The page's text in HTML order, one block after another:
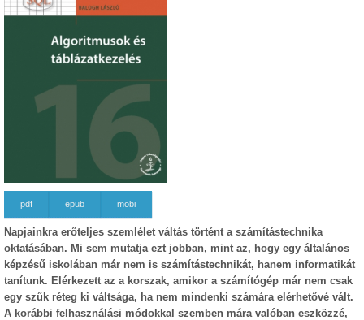
pdf epub mobi
Napjainkra erőteljes szemlélet váltás történt a számítástechnika
oktatásában. Mi sem mutatja ezt jobban, mint az, hogy egy általános
képzésű iskolában már nem is számítástechnikát, hanem informatikát
tanítunk. Elérkezett az a korszak, amikor a számítógép már nem csak
egy szűk réteg ki váltsága, ha nem mindenki számára elérhetővé vált.
A korábbi felhasználási módokkal szemben mára valóban eszközzé,